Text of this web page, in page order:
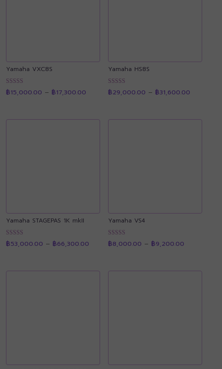
Yamaha VXC8S
ให้คะแนน
4.90
฿15,000.00 – ฿17,300.00
Yamaha HS8S
ให้คะแนน
4.92
฿29,000.00 – ฿31,600.00range:
Yamaha STAGEPAS 1K mkII
ให้คะแนน
4.90
฿53,000.00 – ฿66,300.00
Yamaha VS4
ให้คะแนน
4.86
฿8,000.00 – ฿9,200.00range: